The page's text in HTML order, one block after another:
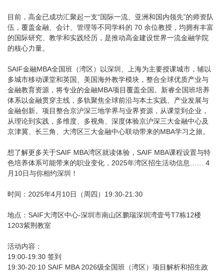
目前，高金已成功汇聚起一支“国际一流、亚洲和国内领先”的师资队
伍，覆盖金融、会计、管理等不同学科的 70 余位教授，均拥有丰富
的国际研究、教学和实践经历，是推动高金建设世界一流金融学院
的核心力量。
SAIF金融MBA全国班（湾区）以深圳、上海为主要授课城市，辅以
多城市移动课堂和英国、美国海外教学模块，整合全球优质产业与
金融教育资源，将专业的金融MBA项目覆盖全国。新睿全国班培养
体系以金融贯穿主线，多轨聚焦全球前沿与本土实践、产业发展与
金融创新。项目整合京沪深三地学界与业界资源，从课堂到企业，
从理论到实践，多维度、多视角、深度体验京沪深三大金融中心及
京津冀、长三角、大湾区三大金融中心联动带来的MBA学习之旅。
想了解更多关于SAIF MBA湾区就读体验，SAIF MBA课程设置与特
色培养体系可能带来的职业变化，2025年湾区招生活动信息…… 4
月10日与你相约深圳！
时间：2025年4月10日（周四）19:30-21:30
地点：SAIF大湾区中心-深圳市南山区鹏瑞深圳湾壹号T7栋12楼
1203紫荆教室
活动内容：
19:00-19:30 签到
19:30-20:10 SAIF MBA 2026级全国班（湾区）项目解析和招生政